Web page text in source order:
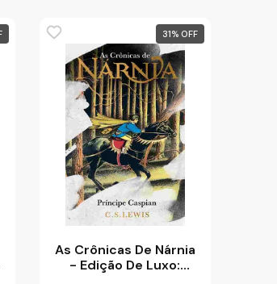
31%
As Crônicas De Nárnia
- Edição De Luxo: